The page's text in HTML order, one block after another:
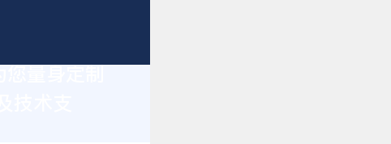
术支